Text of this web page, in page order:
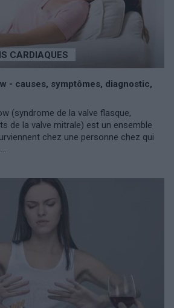
CARDIAQUES
- causes, symptômes, diagnostic,
(syndrome de la valve flasque,
de la valve mitrale) est un ensemble
chez une personne chez qui